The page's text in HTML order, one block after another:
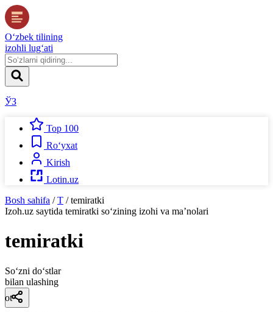
O‘zbek tilining
izohli lug‘ati
ЎЗ
Top 100
Ro‘yxat
Kirish
Lotin.uz
Bosh sahifa / T / temiratki
Izoh.uz saytida temiratki so‘zining izohi va ma’nolari
temiratki
So‘zni do‘stlar
bilan ulashing
ot